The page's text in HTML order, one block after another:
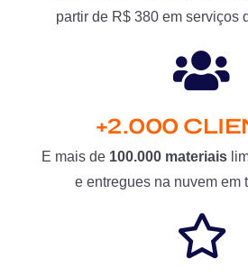
partir de R$ 380 em serviços
+2.000
E mais de 100.000 materiais
e entregues na nuvem em